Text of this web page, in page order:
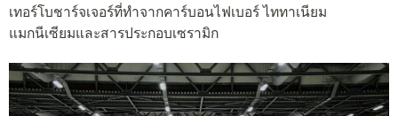
เทอร์โบชาร์จเจอร์ที่ทำจากคาร์บอนไฟเบอร์ ไททาเนียม
แมกนีเซียมและสารประกอบเซรามิก